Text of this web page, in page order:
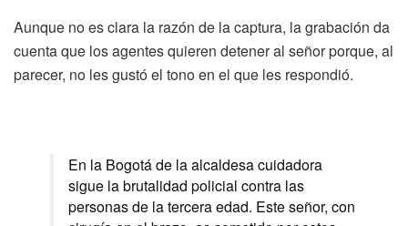
Aunque no es clara la razón de la captura, la grabación da
cuenta que los agentes quieren detener al señor porque, al
parecer, no les gustó el tono en el que les respondió.
En la Bogotá de la alcaldesa cuidadora
sigue la brutalidad policial contra las
personas de la tercera edad. Este señor, con